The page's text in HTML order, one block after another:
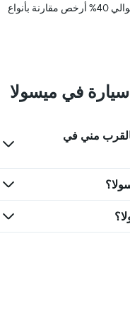
متوسطة استئجار السيارات في ميسولا حوالي 40% أرخص مقارنة بأنواع
في ميسولا
مني في